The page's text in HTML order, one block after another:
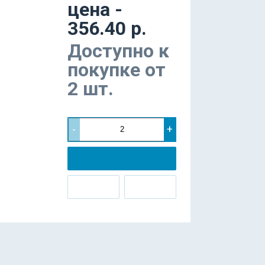
цена -
356.40 р.
Доступно к
покупке от
2 шт.
- +